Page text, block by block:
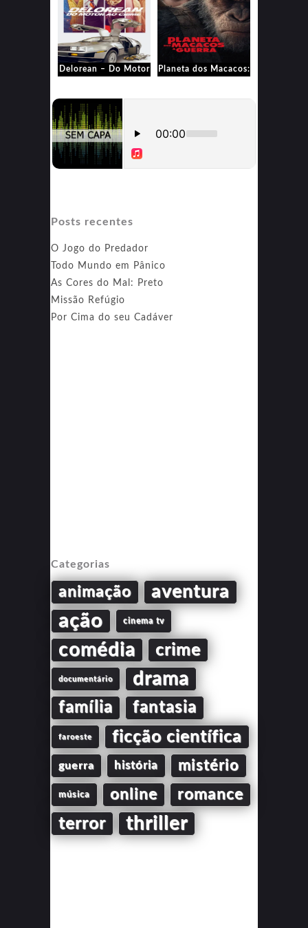
Delorean – Do Motor
Planeta dos Macacos:
Posts recentes
O Jogo do Predador
Todo Mundo em Pânico
As Cores do Mal: Preto
Missão Refúgio
Por Cima do seu Cadáver
Categorias
animação aventura
ação cinema tv
comédia crime
documentário drama
família fantasia
faroeste ficção científica
guerra história mistério
música online romance
terror thriller